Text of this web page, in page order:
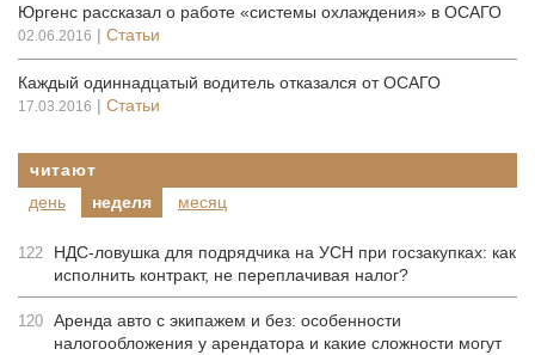
Юргенс рассказал о работе «системы охлаждения» в ОСАГО
02.06.2016 | Статьи
Каждый одиннадцатый водитель отказался от ОСАГО
17.03.2016 | Статьи
читают
день
неделя месяц
122
НДС-ловушка для подрядчика на УСН при госзакупках: как
исполнить контракт, не переплачивая налог?
120 Аренда авто с экипажем и без: особенности
налогообложения у арендатора и какие сложности могут